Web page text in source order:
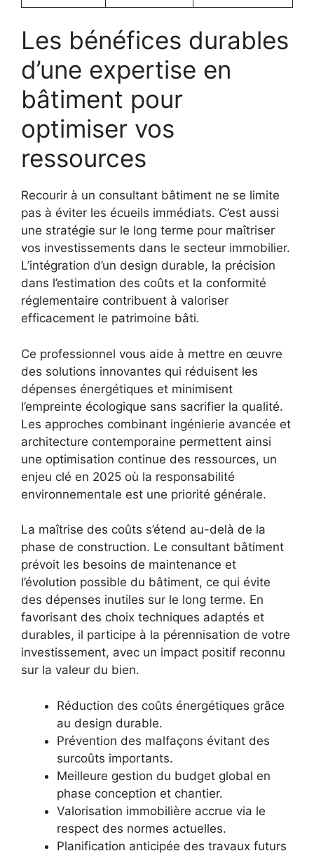
Les bénéfices durables
d’une expertise en
bâtiment pour
optimiser vos
ressources
Recourir à un consultant bâtiment ne se limite
pas à éviter les écueils immédiats. C’est aussi
une stratégie sur le long terme pour maîtriser
vos investissements dans le secteur immobilier.
L’intégration d’un design durable, la précision
dans l’estimation des coûts et la conformité
réglementaire contribuent à valoriser
efficacement le patrimoine bâti.
Ce professionnel vous aide à mettre en œuvre
des solutions innovantes qui réduisent les
dépenses énergétiques et minimisent
l’empreinte écologique sans sacrifier la qualité.
Les approches combinant ingénierie avancée et
architecture contemporaine permettent ainsi
une optimisation continue des ressources, un
enjeu clé en 2025 où la responsabilité
environnementale est une priorité générale.
La maîtrise des coûts s’étend au-delà de la
phase de construction. Le consultant bâtiment
prévoit les besoins de maintenance et
l’évolution possible du bâtiment, ce qui évite
des dépenses inutiles sur le long terme. En
favorisant des choix techniques adaptés et
durables, il participe à la pérennisation de votre
investissement, avec un impact positif reconnu
sur la valeur du bien.
Réduction des coûts énergétiques grâce
au design durable.
Prévention des malfaçons évitant des
surcoûts importants.
Meilleure gestion du budget global en
phase conception et chantier.
Valorisation immobilière accrue via le
respect des normes actuelles.
Planification anticipée des travaux futurs